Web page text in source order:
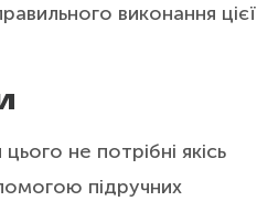
виконання цієї
не потрібні якісь
підручних